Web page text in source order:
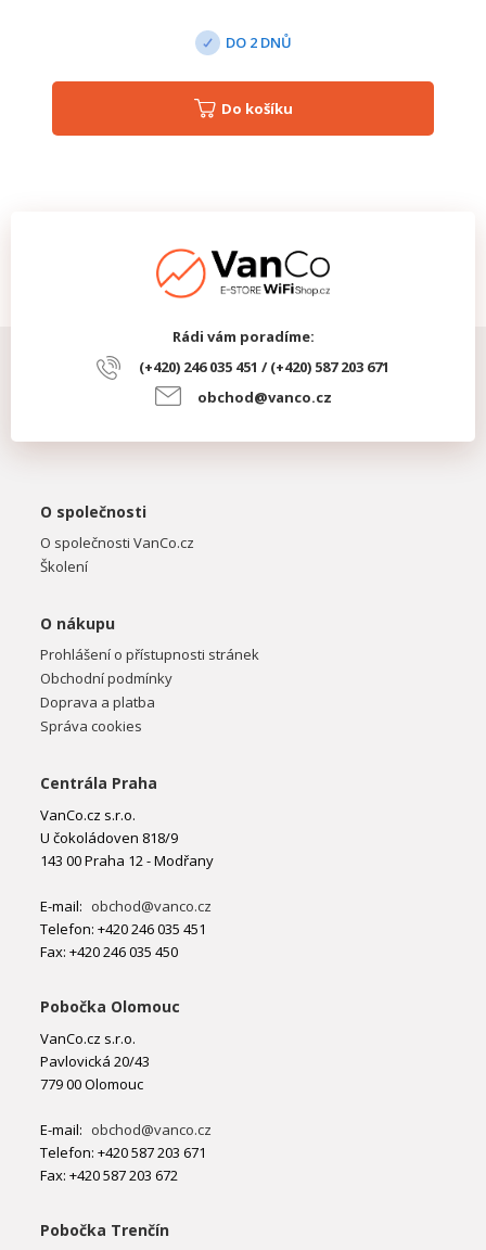
DO 2 DNŮ
Do košíku
Rádi vám poradíme:
(+420) 246 035 451 / (+420) 587 203 671
obchod@vanco.cz
O společnosti
O společnosti VanCo.cz
Školení
O nákupu
Prohlášení o přístupnosti stránek
Obchodní podmínky
Doprava a platba
Správa cookies
Centrála Praha
VanCo.cz s.r.o.
U čokoládoven 818/9
143 00 Praha 12 - Modřany
E-mail: obchod@vanco.cz
Telefon: +420 246 035 451
Fax: +420 246 035 450
Pobočka Olomouc
VanCo.cz s.r.o.
Pavlovická 20/43
779 00 Olomouc
E-mail: obchod@vanco.cz
Telefon: +420 587 203 671
Fax: +420 587 203 672
Pobočka Trenčín